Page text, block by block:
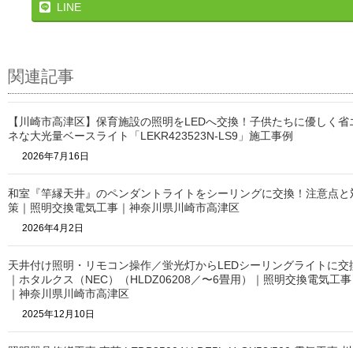
LINE
関連記事
【川崎市高津区】保育施設の照明をLEDへ交換！子供たちに優しく省
ネな大光量ベースライト「LEKR423523N-LS9」施工事例
2026年7月16日
和室『竿縁天井』のペンダントライトをシーリングに交換！注意点と
策｜照明交換電気工事｜神奈川県川崎市高津区
2026年4月2日
天井付け照明・リモコン操作／蛍光灯からLEDシーリングライトに交
｜ホタルクス（NEC）（HLDZ06208／〜6畳用）｜照明交換電気工事
｜神奈川県川崎市高津区
2025年12月10日